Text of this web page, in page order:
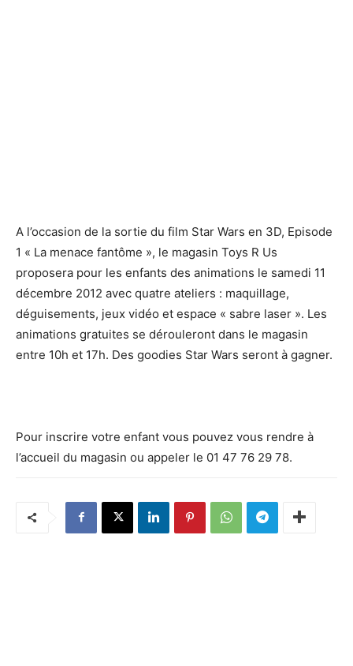
A l’occasion de la sortie du film Star Wars en 3D, Episode
1 « La menace fantôme », le magasin Toys R Us
proposera pour les enfants des animations le samedi 11
décembre 2012 avec quatre ateliers : maquillage,
déguisements, jeux vidéo et espace « sabre laser ». Les
animations gratuites se dérouleront dans le magasin
entre 10h et 17h. Des goodies Star Wars seront à gagner.
Pour inscrire votre enfant vous pouvez vous rendre à
l’accueil du magasin ou appeler le 01 47 76 29 78.